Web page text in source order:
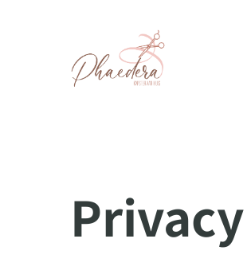
Privacy